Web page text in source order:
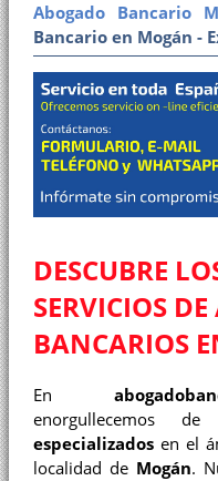
Abogado Bancario
Bancario en Mogán -
DESCUBRE
SERVICIOS
BANCARIOS
En
enorgullecemos
especializadosen el
localidad de Mogán.